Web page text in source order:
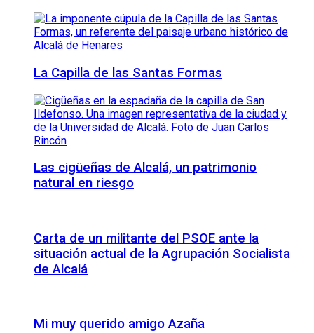
La Capilla de las Santas Formas
Las cigüeñas de Alcalá, un patrimonio
natural en riesgo
Carta de un militante del PSOE ante la
situación actual de la Agrupación Socialista
de Alcalá
Mi muy querido amigo Azaña